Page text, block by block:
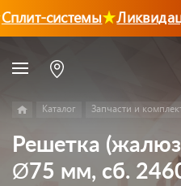
системы
Каталог Запчасти и
Решетка
Ø75 мм, сб.